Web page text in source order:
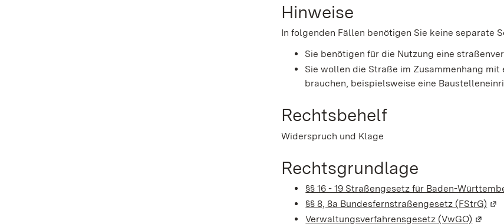
Hinweise
In folgenden Fällen benötigen Sie keine separate
Sie benötigen für die Nutzung eine
Sie wollen die Straße im Zusammenhang
brauchen, beispielsweise eine
Rechtsbehelf
Widerspruch und Klage
Rechtsgrundlage
§§ 16 - 19 Straßengesetz für Baden-
§§ 8, 8a Bundesfernstraßengesetz (FStrG)
Verwaltungsverfahrensgesetz (VwGO) (Wird